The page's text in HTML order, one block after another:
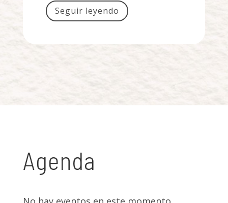
Seguir leyendo
Agenda